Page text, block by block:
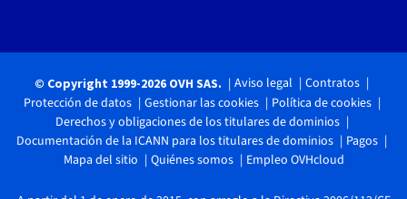
© Copyright 1999-2026 OVH SAS. Aviso legal
Contratos
Protección de datos
Gestionar las cookies
Política de cookies
Derechos y obligaciones de los titulares de dominios
Documentación de la ICANN para los titulares de dominios
Pagos
Mapa del sitio
Quiénes somos Empleo OVHcloud